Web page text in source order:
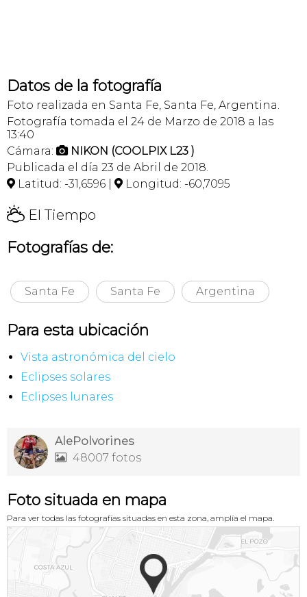
Datos de la fotografía
Foto realizada en Santa Fe, Santa Fe, Argentina.
Fotografía tomada el 24 de Marzo de 2018 a las
13:40
Cámara:  NIKON (COOLPIX L23 )
Publicada el día 23 de Abril de 2018.
 Latitud: -31,6596 |  Longitud: -60,7095
H El Tiempo
Fotografías de:
Santa Fe Santa Fe Argentina
Para esta ubicación
Vista astronómica del cielo
Eclipses solares
Eclipses lunares
AlePolvorines
 48007 fotos
Foto situada en mapa
Para ver todas las fotografías situadas en esta zona, amplía el mapa.